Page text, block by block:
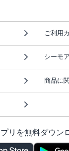
ご利用
シーモ
商品に
リを無料ダウン